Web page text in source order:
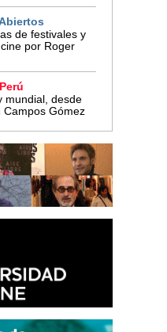
de festivales y
por Roger
mundial, desde
Campos Gómez